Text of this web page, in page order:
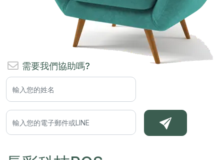
需要我們協助嗎?